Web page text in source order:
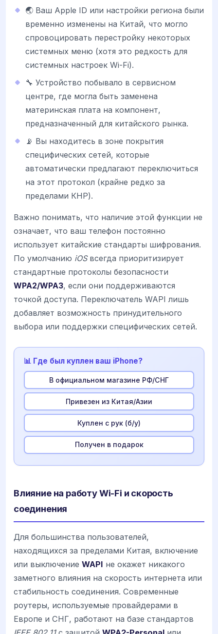
🌏 Ваш Apple ID или настройки региона были
временно изменены на Китай, что могло
спровоцировать перестройку некоторых
системных меню (хотя это редкость для
системных настроек Wi-Fi).
🔧 Устройство побывало в сервисном
центре, где могла быть заменена
материнская плата на компонент,
предназначенный для китайского рынка.
📡 Вы находитесь в зоне покрытия
специфических сетей, которые
автоматически предлагают переключиться
на этот протокол (крайне редко за
пределами КНР).
Важно понимать, что наличие этой функции не
означает, что ваш телефон постоянно
использует китайские стандарты шифрования.
По умолчанию iOSвсегда приоритизирует
стандартные протоколы безопасности
WPA2/WPA3, если они поддерживаются
точкой доступа. Переключатель WAPI лишь
добавляет возможность принудительного
выбора или поддержки специфических сетей.
📊 Где был куплен ваш iPhone?
В официальном магазине РФ/СНГ
Привезен из Китая/Азии
Куплен с рук (б/у)
Получен в подарок
Влияние на работу Wi-Fi и скорость
соединения
Для большинства пользователей,
находящихся за пределами Китая, включение
или выключение WAPI не окажет никакого
заметного влияния на скорость интернета или
стабильность соединения. Современные
роутеры, используемые провайдерами в
Европе и СНГ, работают на базе стандартов